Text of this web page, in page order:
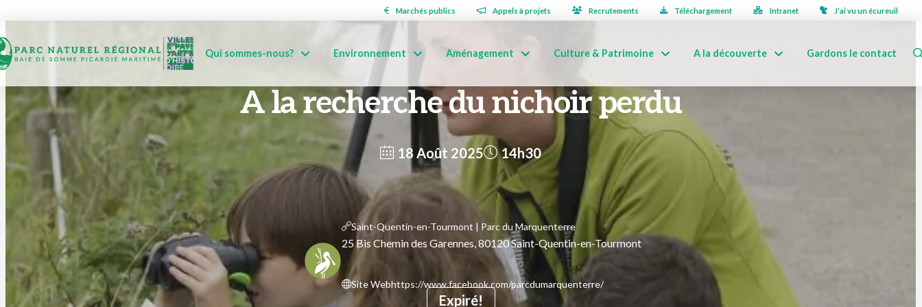
Marchés publics Appels à projets Recrutements Téléchargement Intranet J’ai vu un écureuil
Qui sommes-nous? Environnement Aménagement Culture & Patrimoine A la découverte Gardons le contact
A la recherche du nichoir perdu
18 Août 2025
Expiré!
14h30
Saint-Quentin-en-Tourmont | Parc du Marquenterre
25 Bis Chemin des Garennes, 80120 Saint-Quentin-en-Tourmont
Site Webhttps://www.facebook.com/parcdumarquenterre/